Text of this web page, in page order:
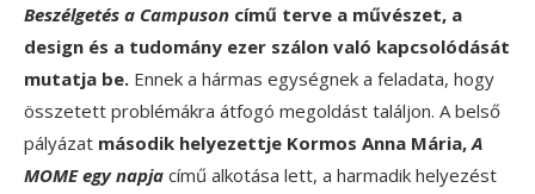
Beszélgetés a Campuson című terve a művészet, a
design és a tudomány ezer szálon való kapcsolódását
mutatja be. Ennek a hármas egységnek a feladata, hogy
összetett problémákra átfogó megoldást találjon. A belső
pályázat második helyezettje Kormos Anna Mária,A
MOME egy napja című alkotása lett, a harmadik helyezést